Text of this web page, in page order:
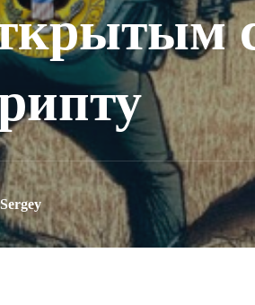
Sergey